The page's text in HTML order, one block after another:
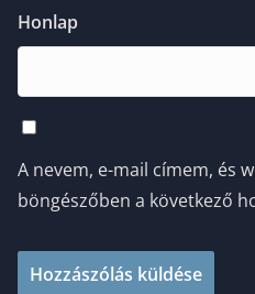
Honlap
A nevem, e-mail címem, és
böngészőben a következő